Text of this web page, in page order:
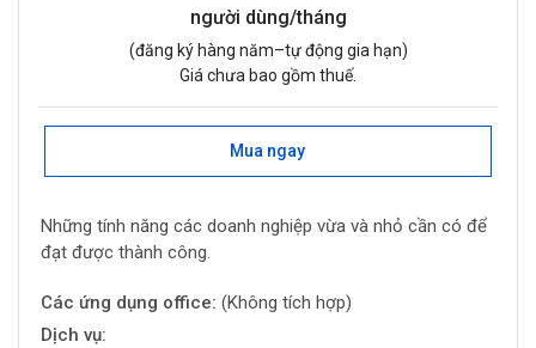
người dùng/tháng
(đăng ký hàng năm–tự động gia hạn)
Giá chưa bao gồm thuế.
Mua ngay
Những tính năng các doanh nghiệp vừa và nhỏ cần có để
đạt được thành công.
Các ứng dụng office: (Không tích hợp)
Dịch vụ: